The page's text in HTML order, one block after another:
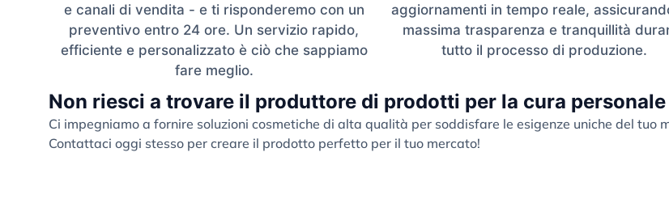
e canali di vendita - e ti risponderemo con un
preventivo entro 24 ore. Un servizio rapido,
efficiente e personalizzato è ciò che sappiamo
fare meglio.
aggiornamenti in tempo reale,
massima trasparenza e tranquillità
tutto il processo di produzione.
Non riesci a trovare il produttore di prodotti per la cura
Ci impegniamo a fornire soluzioni cosmetiche di alta qualità per soddisfare le esigenze uniche del tuo
Contattaci oggi stesso per creare il prodotto perfetto per il tuo mercato!